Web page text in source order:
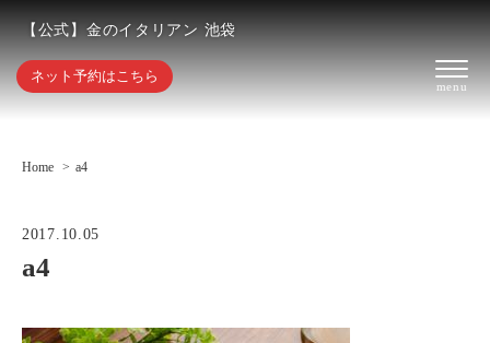
【公式】金のイタリアン 池袋
ネット予約はこちら
Home a4
2017.10.05
a4